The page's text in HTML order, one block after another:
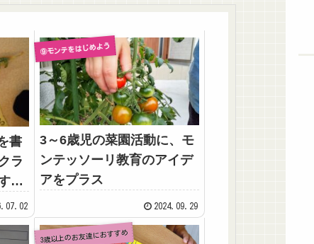
書
ラ
動”
⑨モンテをはじめよう
3～6歳児の菜園活動に、モ
ンテッソーリ教育のアイデ
アをプラス
2024.09.29
3歳以上のお友達におすすめ